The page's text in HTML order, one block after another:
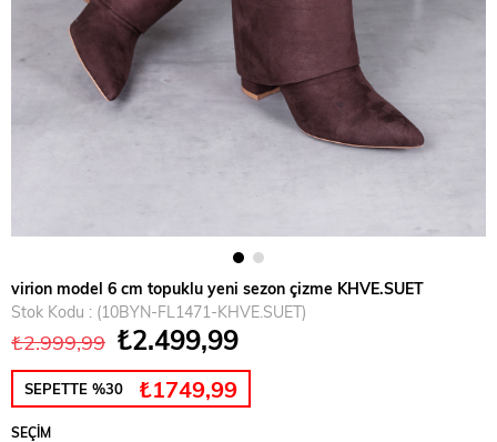
virion model 6 cm topuklu yeni sezon çizme KHVE.SUET
Stok Kodu
(10BYN-FL1471-KHVE.SUET)
₺2.999,99 ₺2.499,99
SEPETTE %30 ₺1749,99
SEÇIM